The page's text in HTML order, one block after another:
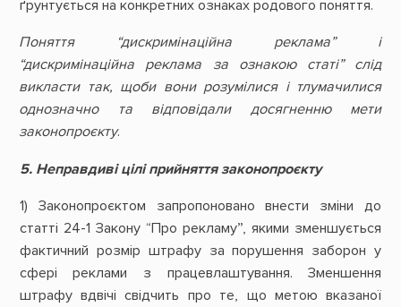
ґрунтується на конкретних ознаках родового поняття.
Поняття
“дискримінаційна реклама” і
“дискримінаційна реклама за ознакою статі” слід
викласти так, щоби вони розумілися і тлумачилися
однозначно та відповідали досягненню мети
законопроєкту.
5. Неправдиві цілі прийняття законопроєкту
1) Законопроєктом запропоновано внести зміни до
статті 24-1 Закону “Про рекламу”, якими зменшується
фактичний розмір штрафу за порушення заборон у
сфері реклами з працевлаштування. Зменшення
штрафу вдвічі свідчить про те, що метою вказаної